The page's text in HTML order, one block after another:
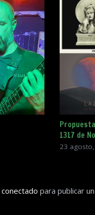
1317 de
23
conectado para publicar